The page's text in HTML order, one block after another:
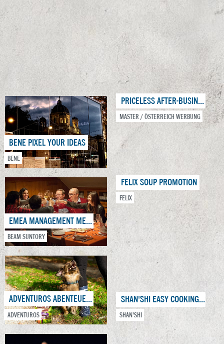
IMPERIAL TOBACCO
BENE PIXEL YOUR IDEAS
BENE
EMEA MANAGEMENT MEETING
BEAM SUNTORY
ADVENTUROS ABENTEUERJAGD
ADVENTUROS
PRICELESS AFTER-BUSINESS SPARKLING
MASTER / ÖSTERREICH WERBUNG
FELIX SOUP PROMOTION
FELIX
SHAN'SHI EASY COOKING TOUR
SHAN'SHI